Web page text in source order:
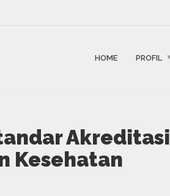
HOME PROFIL
Akreditasi
Kesehatan